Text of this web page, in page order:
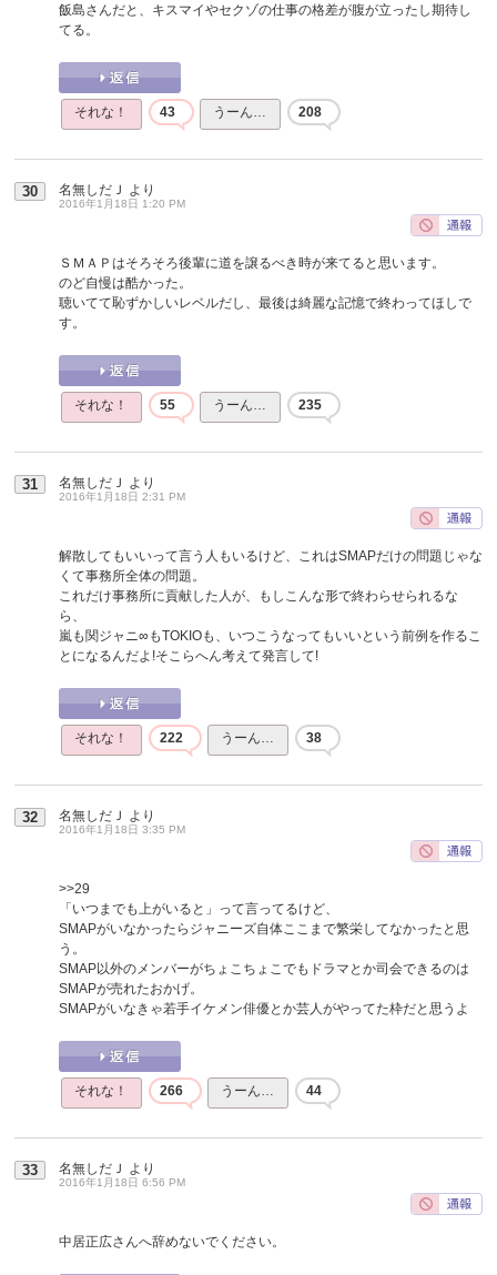
飯島さんだと、キスマイやセクゾの仕事の格差が腹が立ったし期待し
てる。
それな！ 43 うーん… 208
30 名無しだＪ より
2016年1月18日 1:20 PM
ＳＭＡＰはそろそろ後輩に道を譲るべき時が来てると思います。
のど自慢は酷かった。
聴いてて恥ずかしいレベルだし、最後は綺麗な記憶で終わってほしで
す。
それな！ 55 うーん… 235
31 名無しだＪ より
2016年1月18日 2:31 PM
解散してもいいって言う人もいるけど、これはSMAPだけの問題じゃな
くて事務所全体の問題。
これだけ事務所に貢献した人が、もしこんな形で終わらせられるな
ら、
嵐も関ジャニ∞もTOKIOも、いつこうなってもいいという前例を作るこ
とになるんだよ!そこらへん考えて発言して!
それな！ 222 うーん… 38
32 名無しだＪ より
2016年1月18日 3:35 PM
>>29
「いつまでも上がいると」って言ってるけど、
SMAPがいなかったらジャニーズ自体ここまで繁栄してなかったと思
う。
SMAP以外のメンバーがちょこちょこでもドラマとか司会できるのは
SMAPが売れたおかげ。
SMAPがいなきゃ若手イケメン俳優とか芸人がやってた枠だと思うよ
それな！ 266 うーん… 44
33 名無しだＪ より
2016年1月18日 6:56 PM
中居正広さんへ辞めないでください。